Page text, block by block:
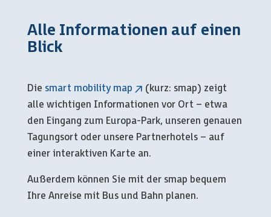
Alle Informationen auf einen
Blick
Die smart mobility map
(kurz: smap) zeigt
alle wichtigen Informationen vor Ort – etwa
den Eingang zum Europa-Park, unseren genauen
Tagungsort oder unsere Partnerhotels – auf
einer interaktiven Karte an.
Außerdem können Sie mit der smap bequem
Ihre Anreise mit Bus und Bahn planen.